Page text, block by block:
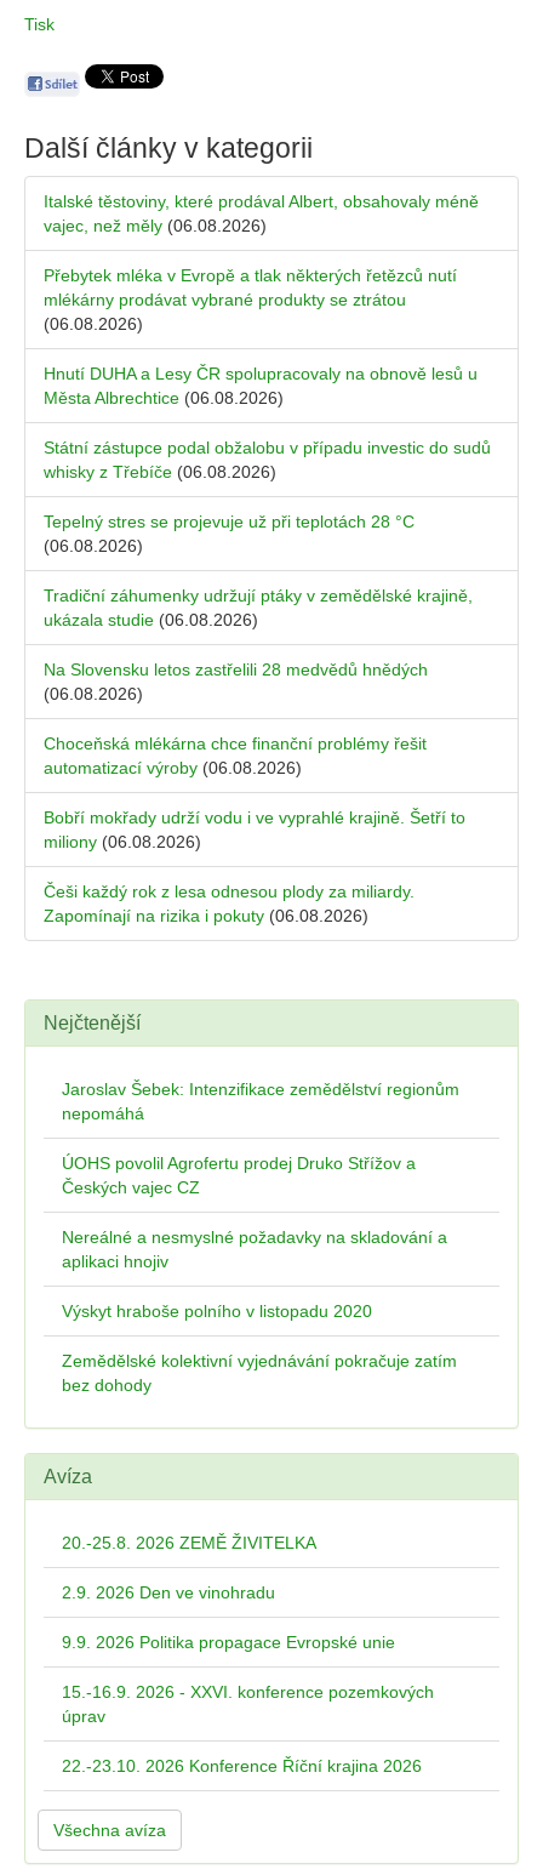
Tisk
Další články v kategorii
Italské těstoviny, které prodával Albert, obsahovaly méně
vajec, než měly (06.08.2026)
Přebytek mléka v Evropě a tlak některých řetězců nutí
mlékárny prodávat vybrané produkty se ztrátou
(06.08.2026)
Hnutí DUHA a Lesy ČR spolupracovaly na obnově lesů u
Města Albrechtice (06.08.2026)
Státní zástupce podal obžalobu v případu investic do sudů
whisky z Třebíče (06.08.2026)
Tepelný stres se projevuje už při teplotách 28 °C
(06.08.2026)
Tradiční záhumenky udržují ptáky v zemědělské krajině,
ukázala studie (06.08.2026)
Na Slovensku letos zastřelili 28 medvědů hnědých
(06.08.2026)
Choceňská mlékárna chce finanční problémy řešit
automatizací výroby (06.08.2026)
Bobří mokřady udrží vodu i ve vyprahlé krajině. Šetří to
miliony (06.08.2026)
Češi každý rok z lesa odnesou plody za miliardy.
Zapomínají na rizika i pokuty (06.08.2026)
Nejčtenější
Jaroslav Šebek: Intenzifikace zemědělství regionům
nepomáhá
ÚOHS povolil Agrofertu prodej Druko Střížov a
Českých vajec CZ
Nereálné a nesmyslné požadavky na skladování a
aplikaci hnojiv
Výskyt hraboše polního v listopadu 2020
Zemědělské kolektivní vyjednávání pokračuje zatím
bez dohody
Avíza
20.-25.8. 2026 ZEMĚ ŽIVITELKA
2.9. 2026 Den ve vinohradu
9.9. 2026 Politika propagace Evropské unie
15.-16.9. 2026 - XXVI. konference pozemkových
úprav
22.-23.10. 2026 Konference Říční krajina 2026
Všechna avíza